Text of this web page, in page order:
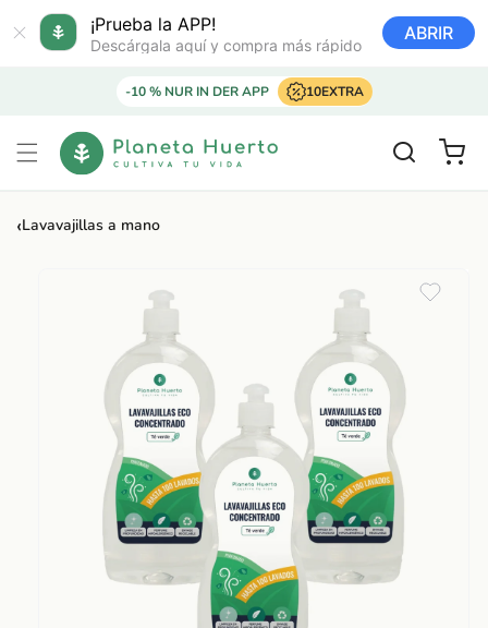
¡Prueba la APP!
Descárgala aquí y compra más rápido
ABRIR
directamente
al contenido
-10 % NUR IN DER APP 10EXTRA
Carrito
‹Lavavajillas a mano